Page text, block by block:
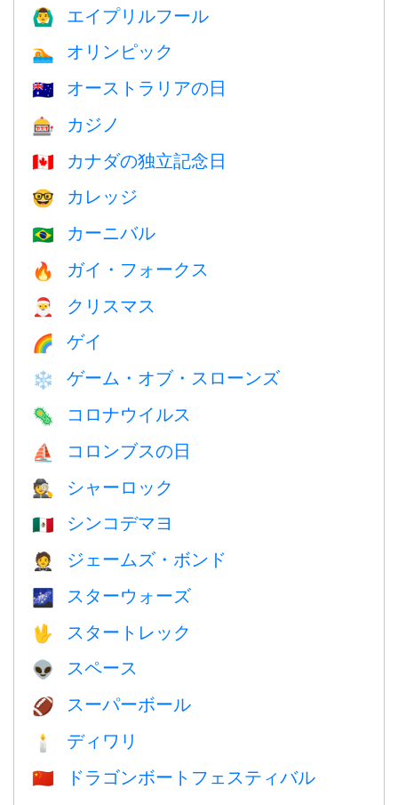
🙆‍♂️ エイプリルフール
🏊 オリンピック
🇦🇺 オーストラリアの日
🎰 カジノ
🇨🇦 カナダの独立記念日
🤓 カレッジ
🇧🇷 カーニバル
🔥 ガイ・フォークス
🎅 クリスマス
🌈 ゲイ
❄️ ゲーム・オブ・スローンズ
🦠 コロナウイルス
⛵️ コロンブスの日
🕵️ シャーロック
🇲🇽 シンコデマヨ
🤵 ジェームズ・ボンド
🌌 スターウォーズ
🖖 スタートレック
👽 スペース
🏈 スーパーボール
🕯 ディワリ
🇨🇳 ドラゴンボートフェスティバル